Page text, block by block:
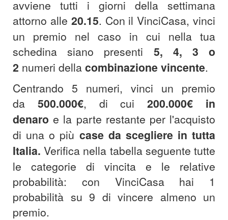
avviene tutti i giorni della settimana
attorno alle 20.15. Con il VinciCasa, vinci
un premio nel caso in cui nella tua
schedina siano presenti 5, 4, 3 o
2 numeri della combinazionevincente.
Centrando 5 numeri, vinci un premio
da 500.000€, di cui200.000€
in
denaroe la parte restante per l'acquisto
di una o più case da scegliere in tutta
Italia.Verifica nella tabella seguente tutte
le categorie di vincita e le relative
probabilità: con VinciCasa hai 1
probabilità su 9 di vincere almeno un
premio.